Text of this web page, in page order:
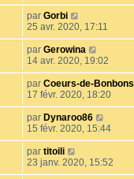
par Gorbi
25 avr. 2020, 17:11
par Gerowina
14 avr. 2020, 19:02
par Coeurs-de-Bonbons
17 févr. 2020, 18:20
par Dynaroo86
15 févr. 2020, 15:44
par titoili
23 janv. 2020, 15:52